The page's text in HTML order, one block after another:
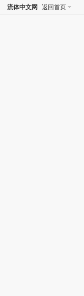
流体中文网 返回首页